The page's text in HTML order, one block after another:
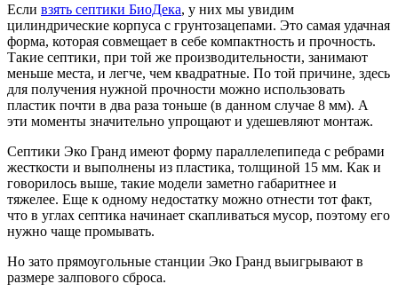
Если взять септики БиоДека, у них мы увидим
цилиндрические корпуса с грунтозацепами. Это самая удачная
форма, которая совмещает в себе компактность и прочность.
Такие септики, при той же производительности, занимают
меньше места, и легче, чем квадратные. По той причине, здесь
для получения нужной прочности можно использовать
пластик почти в два раза тоньше (в данном случае 8 мм). А
эти моменты значительно упрощают и удешевляют монтаж.
Септики Эко Гранд имеют форму параллелепипеда с ребрами
жесткости и выполнены из пластика, толщиной 15 мм. Как и
говорилось выше, такие модели заметно габаритнее и
тяжелее. Еще к одному недостатку можно отнести тот факт,
что в углах септика начинает скапливаться мусор, поэтому его
нужно чаще промывать.
Но зато прямоугольные станции Эко Гранд выигрывают в
размере залпового сброса.